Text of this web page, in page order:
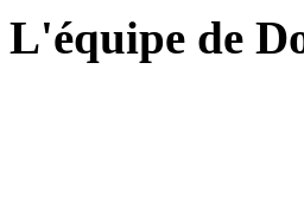
L'équipe de